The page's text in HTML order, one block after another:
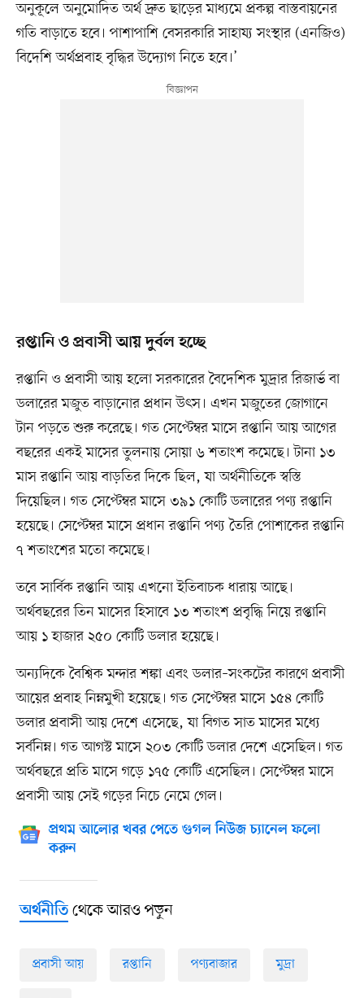
অনুকূলে অনুমোদিত অর্থ দ্রুত ছাড়ের মাধ্যমে প্রকল্প বাস্তবায়নের
গতি বাড়াতে হবে। পাশাপাশি বেসরকারি সাহায্য সংস্থার (এনজিও)
বিদেশি অর্থপ্রবাহ বৃদ্ধির উদ্যোগ নিতে হবে।’
রপ্তানি ও প্রবাসী আয় দুর্বল হচ্ছে
রপ্তানি ও প্রবাসী আয় হলো সরকারের বৈদেশিক মুদ্রার রিজার্ভ বা
ডলারের মজুত বাড়ানোর প্রধান উৎস। এখন মজুতের জোগানে
টান পড়তে শুরু করেছে। গত সেপ্টেম্বর মাসে রপ্তানি আয় আগের
বছরের একই মাসের তুলনায় সোয়া ৬ শতাংশ কমেছে। টানা ১৩
মাস রপ্তানি আয় বাড়তির দিকে ছিল, যা অর্থনীতিকে স্বস্তি
দিয়েছিল। গত সেপ্টেম্বর মাসে ৩৯১ কোটি ডলারের পণ্য রপ্তানি
হয়েছে। সেপ্টেম্বর মাসে প্রধান রপ্তানি পণ্য তৈরি পোশাকের রপ্তানি
৭ শতাংশের মতো কমেছে।
তবে সার্বিক রপ্তানি আয় এখনো ইতিবাচক ধারায় আছে।
অর্থবছরের তিন মাসের হিসাবে ১৩ শতাংশ প্রবৃদ্ধি নিয়ে রপ্তানি
আয় ১ হাজার ২৫০ কোটি ডলার হয়েছে।
অন্যদিকে বৈশ্বিক মন্দার শঙ্কা এবং ডলার–সংকটের কারণে প্রবাসী
আয়ের প্রবাহ নিম্নমুখী হয়েছে। গত সেপ্টেম্বর মাসে ১৫৪ কোটি
ডলার প্রবাসী আয় দেশে এসেছে, যা বিগত সাত মাসের মধ্যে
সর্বনিম্ন। গত আগস্ট মাসে ২০৩ কোটি ডলার দেশে এসেছিল। গত
অর্থবছরে প্রতি মাসে গড়ে ১৭৫ কোটি এসেছিল। সেপ্টেম্বর মাসে
প্রবাসী আয় সেই গড়ের নিচে নেমে গেল।
প্রথম আলোর খবর পেতে গুগল নিউজ চ্যানেল ফলো
করুন
অর্থনীতিথেকে আরও পড়ুন
প্রবাসী আয় রপ্তানি পণ্যবাজার মুদ্রা